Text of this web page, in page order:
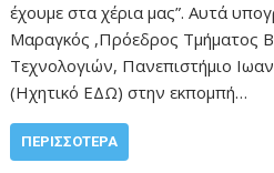
έχουμε στα χέρια μας”. Αυτά
Μαραγκός ,Πρόεδρος Τμήματος
Τεχνολογιών, Πανεπιστήμιο
(Ηχητικό ΕΔΩ) στην εκπομπή…
ΠΕΡΙΣΣΌΤΕΡΑ